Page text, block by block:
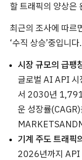
할 트래픽의 양상은
최근의 조사에 따르
‘수직 상승’중입니다.
시장 규모의 급팽
글로벌 AI API
서 2030년
운 성장률
기계 주도 트래픽
2026년까지 API